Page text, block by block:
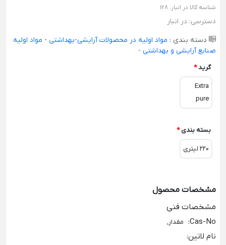
شناسه کالا در انبار: 128
دسترسی: در انبار
دسته بندی : مواد اولیه در محصولات آرایشی-بهداشتی - مواد اولیه
صنایع آرایشی و بهداشتی -
گرید*
Extra
pure
بسته بندی *
220 لیتری
مشخصات محصول
مشخصات فنی
Cas-No
: مقدار,
نام لاتین: